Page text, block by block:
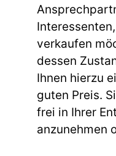
verkaufen
dessen
Ihnen hierzu
guten Preis.
frei in Ihrer
anzunehmen